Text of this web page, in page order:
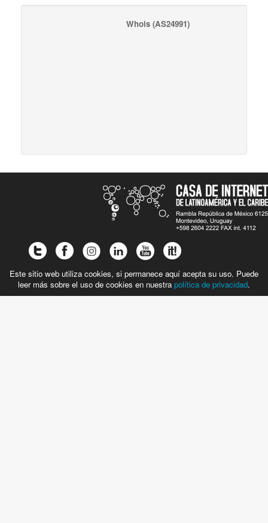
Whois(AS24991)
Este sitio web utiliza cookies, si permanece aquí acepta su uso. Puede
leer más sobre el uso de cookies en nuestra política de privacidad.